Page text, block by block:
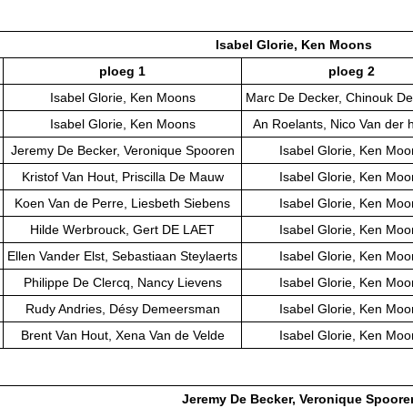
Isabel Glorie, Ken Moons
ploeg 1 ploeg 2
Isabel Glorie, Ken Moons Marc De Decker, Chinouk
Isabel Glorie, Ken Moons An Roelants, Nico Van der
Jeremy De Becker, Veronique Spooren Isabel Glorie, Ken
Kristof Van Hout, Priscilla De Mauw Isabel Glorie, Ken
Koen Van de Perre, Liesbeth Siebens Isabel Glorie, Ken
Hilde Werbrouck, Gert DE LAET Isabel Glorie, Ken
Ellen Vander Elst, Sebastiaan Steylaerts Isabel Glorie, Ken
Philippe De Clercq, Nancy Lievens Isabel Glorie, Ken
Rudy Andries, Désy Demeersman Isabel Glorie, Ken
Brent Van Hout, Xena Van de Velde Isabel Glorie, Ken
Jeremy De Becker, Veronique